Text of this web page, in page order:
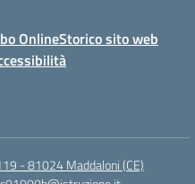
OnlineStorico sito web
- 81024 Maddaloni (CE)